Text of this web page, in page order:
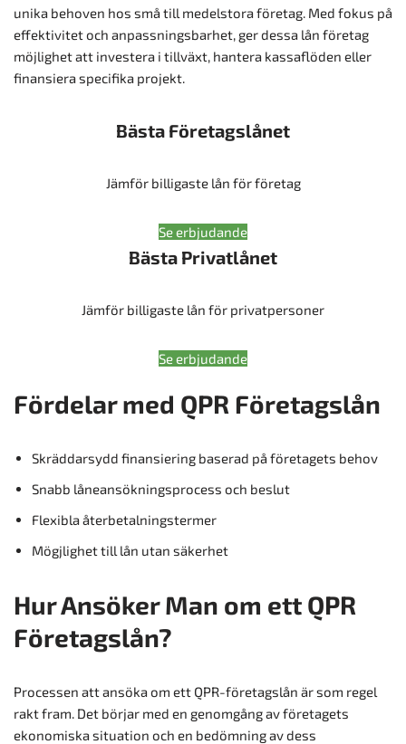
unika behoven hos små till medelstora företag. Med fokus på
effektivitet och anpassningsbarhet, ger dessa lån företag
möjlighet att investera i tillväxt, hantera kassaflöden eller
finansiera specifika projekt.
Bästa Företagslånet
Jämför billigaste lån för företag
Se erbjudande
Bästa Privatlånet
Jämför billigaste lån för privatpersoner
Se erbjudande
Fördelar med QPR Företagslån
Skräddarsydd finansiering baserad på företagets behov
Snabb låneansökningsprocess och beslut
Flexibla återbetalningstermer
Mögjlighet till lån utan säkerhet
Hur Ansöker Man om ett QPR
Företagslån?
Processen att ansöka om ett QPR-företagslån är som regel
rakt fram. Det börjar med en genomgång av företagets
ekonomiska situation och en bedömning av dess